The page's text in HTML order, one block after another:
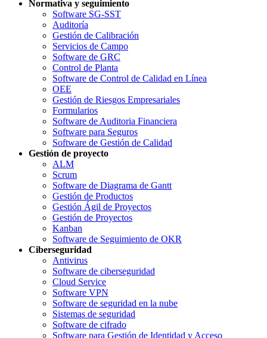
Normativa y seguimiento
Software SG-SST
Auditoría
Gestión de Calibración
Servicios de Campo
Software de GRC
Control de Planta
Software de Control de Calidad en Línea
OEE
Gestión de Riesgos Empresariales
Formularios
Software de Auditoria Financiera
Software para Seguros
Software de Gestión de Calidad
Gestión de proyecto
ALM
Scrum
Software de Diagrama de Gantt
Gestión de Productos
Gestión Ágil de Proyectos
Gestión de Proyectos
Kanban
Software de Seguimiento de OKR
Ciberseguridad
Antivirus
Software de ciberseguridad
Cloud Service
Software VPN
Software de seguridad en la nube
Sistemas de seguridad
Software de cifrado
Software para Gestión de Identidad y Acceso